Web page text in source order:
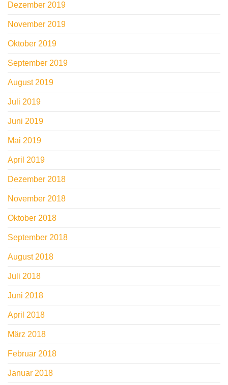
Dezember 2019
November 2019
Oktober 2019
September 2019
August 2019
Juli 2019
Juni 2019
Mai 2019
April 2019
Dezember 2018
November 2018
Oktober 2018
September 2018
August 2018
Juli 2018
Juni 2018
April 2018
März 2018
Februar 2018
Januar 2018